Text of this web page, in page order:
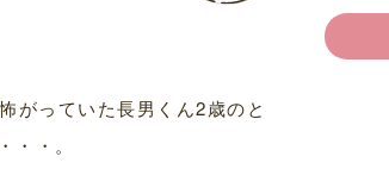
がっていた長男くん2歳のと
・。